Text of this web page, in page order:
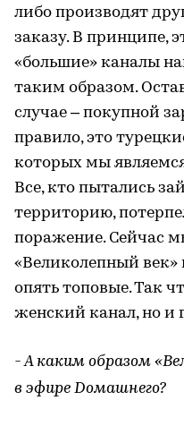
либо производят
заказу. В принципе,
«большие» каналы
таким образом.
случае – покупной
правило, это
которых мы
Все, кто пытались
территорию,
поражение. Сейчас
«Великолепный
опять топовые. Так
женский канал, но и
- А каким образом
в эфире Dомашнего?